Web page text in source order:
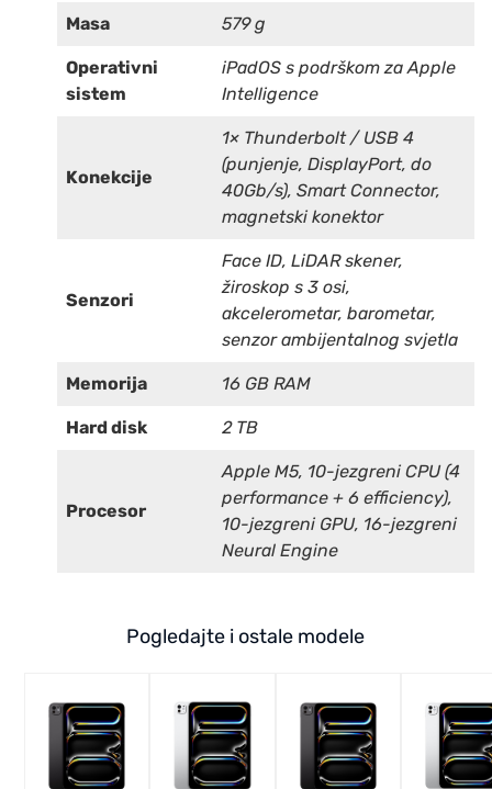
Masa 579 g
Operativni
sistem
iPadOS s podrškom za Apple
Intelligence
Konekcije
1× Thunderbolt / USB 4
(punjenje, DisplayPort, do
40Gb/s), Smart Connector,
magnetski konektor
Senzori
Face ID, LiDAR skener,
žiroskop s 3 osi,
akcelerometar, barometar,
senzor ambijentalnog svjetla
Memorija 16 GB RAM
Hard disk 2 TB
Procesor
Apple M5, 10-jezgreni CPU (4
performance + 6 efficiency),
10-jezgreni GPU, 16-jezgreni
Neural Engine
Pogledajte i ostale modele